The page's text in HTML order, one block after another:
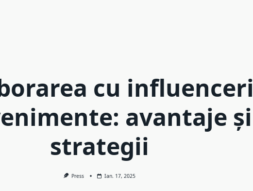
cu influenceri
avantaje și
strategii
Press Ian. 17, 2025